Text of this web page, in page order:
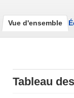
Vue d'ensemble
Tableau